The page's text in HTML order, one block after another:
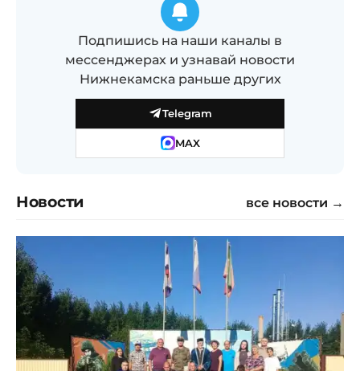
Подпишись на наши каналы в
мессенджерах и узнавай новости
Нижнекамска раньше других
Telegram
MAX
Новости все новости →